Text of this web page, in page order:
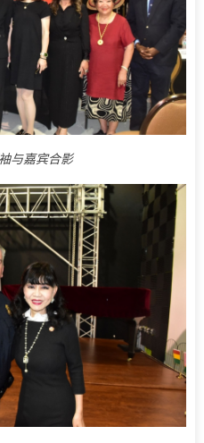
与嘉宾合影